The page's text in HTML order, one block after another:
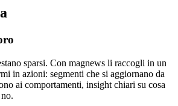
sparsi. Con magnews li raccogli in un
in azioni: segmenti che si aggiornano da
ai comportamenti, insight chiari su cosa